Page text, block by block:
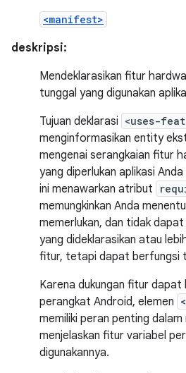
<manifest>
deskripsi:
Mendeklarasikan fitur
tunggal yang digunakan
Tujuan deklarasi <uses-
menginformasikan entity
mengenai serangkaian fitur
yang diperlukan aplikasi
ini menawarkan atribut
memungkinkan Anda
memerlukan, dan tidak
yang dideklarasikan atau
fitur, tetapi dapat berfungsi
Karena dukungan fitur dapat
perangkat Android, elemen
memiliki peran penting dalam
menjelaskan fitur variabel
digunakannya.